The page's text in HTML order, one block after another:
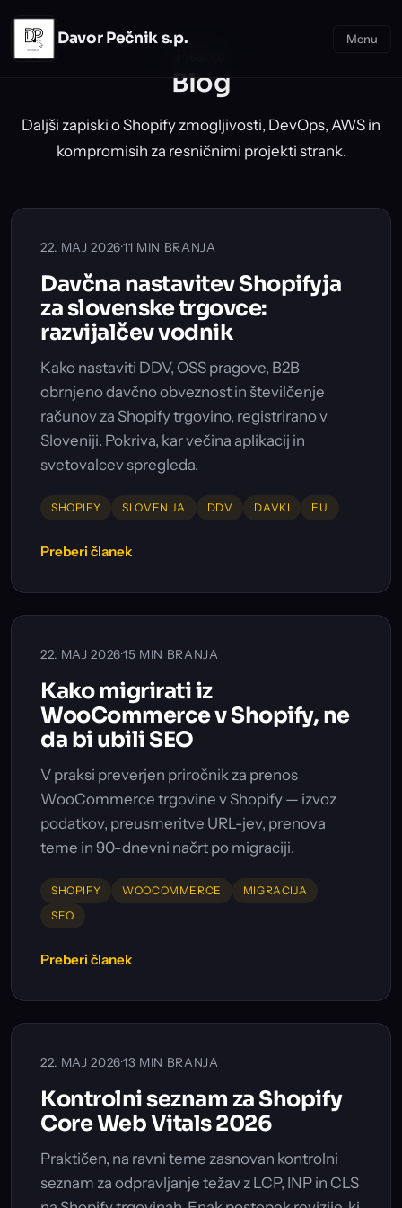
Davor Pečnik s.p. Menu
Blog
Daljši zapiski o Shopify zmogljivosti, DevOps, AWS in
kompromisih za resničnimi projekti strank.
22. MAJ 2026·11 MIN BRANJA
Davčna nastavitev Shopifyja
za slovenske trgovce:
razvijalčev vodnik
Kako nastaviti DDV, OSS pragove, B2B
obrnjeno davčno obveznost in številčenje
računov za Shopify trgovino, registrirano v
Sloveniji. Pokriva, kar večina aplikacij in
svetovalcev spregleda.
SHOPIFY SLOVENIJA DDV DAVKI EU
Preberi članek
22. MAJ 2026·15 MIN BRANJA
Kako migrirati iz
WooCommerce v Shopify, ne
da bi ubili SEO
V praksi preverjen priročnik za prenos
WooCommerce trgovine v Shopify — izvoz
podatkov, preusmeritve URL-jev, prenova
teme in 90-dnevni načrt po migraciji.
SHOPIFY WOOCOMMERCE
MIGRACIJA
SEO
Preberi članek
22. MAJ 2026·13 MIN BRANJA
Kontrolni seznam za Shopify
Core Web Vitals 2026
Praktičen, na ravni teme zasnovan kontrolni
seznam za odpravljanje težav z LCP, INP in CLS